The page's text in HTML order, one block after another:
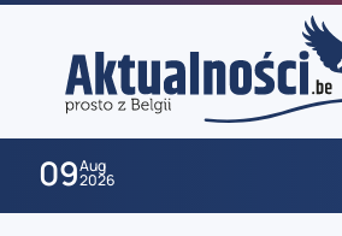
09Aug
2026